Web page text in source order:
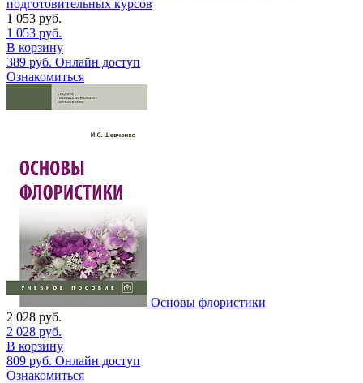
подготовительных курсов
1 053 руб.
1 053 руб.
В корзину
389 руб. Онлайн доступ
Ознакомиться
Основы флористики
2 028 руб.
2 028 руб.
В корзину
809 руб. Онлайн доступ
Ознакомиться